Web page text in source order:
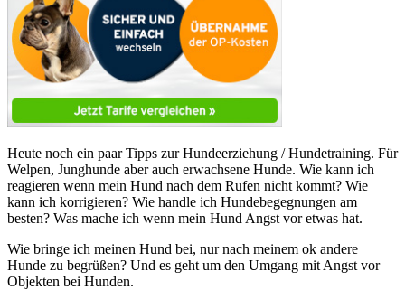
Heute noch ein paar Tipps zur Hundeerziehung / Hundetraining. Für
Welpen, Junghunde aber auch erwachsene Hunde. Wie kann ich
reagieren wenn mein Hund nach dem Rufen nicht kommt? Wie
kann ich korrigieren? Wie handle ich Hundebegegnungen am
besten? Was mache ich wenn mein Hund Angst vor etwas hat.
Wie bringe ich meinen Hund bei, nur nach meinem ok andere
Hunde zu begrüßen? Und es geht um den Umgang mit Angst vor
Objekten bei Hunden.